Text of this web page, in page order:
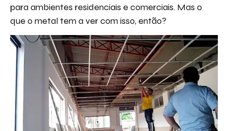
para ambientes residenciais e comerciais. Mas o
que o metal tem a ver com isso, então?